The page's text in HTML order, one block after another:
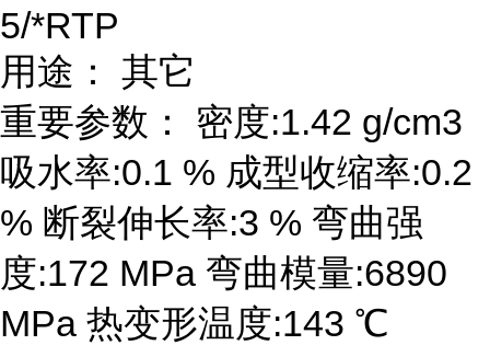
5/*RTP
用途： 其它
重要参数： 密度:1.42 g/cm3
吸水率:0.1 % 成型收缩率:0.2
% 断裂伸长率:3 % 弯曲强
度:172 MPa 弯曲模量:6890
MPa 热变形温度:143 ℃